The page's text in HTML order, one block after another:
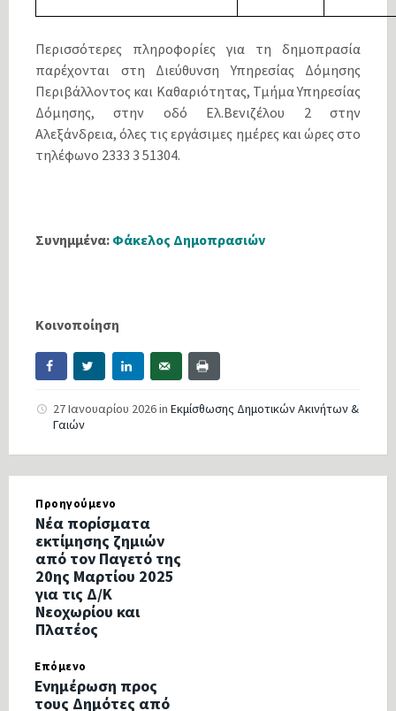
Περισσότερες πληροφορίες για τη δημοπρασία
παρέχονται στη Διεύθυνση Υπηρεσίας Δόμησης
Περιβάλλοντος και Καθαριότητας, Τμήμα Υπηρεσίας
Δόμησης, στην οδό Ελ.Βενιζέλου 2 στην
Αλεξάνδρεια, όλες τις εργάσιμες ημέρες και ώρες στο
τηλέφωνο 2333 3 51304.
Συνημμένα: Φάκελος Δημοπρασιών
Κοινοποίηση
27 Ιανουαρίου 2026in Εκμίσθωσης Δημοτικών Ακινήτων &
Γαιών
Προηγούμενο
Νέα πορίσματα
εκτίμησης ζημιών
από τον Παγετό της
20ης Μαρτίου 2025
για τις Δ/Κ
Νεοχωρίου και
Πλατέος
Επόμενο
Ενημέρωση προς
τους Δημότες από